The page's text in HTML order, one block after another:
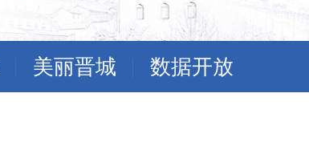
美丽晋城 数据开放